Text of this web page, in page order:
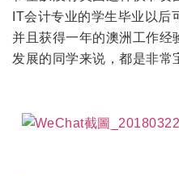
IT会计专业的学生毕业以后
并且获得一年的澳洲工作经
发展的同学来说，都是非常